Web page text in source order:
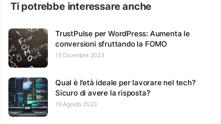
Ti potrebbe interessare anche
TrustPulse per WordPress: Aumenta le
conversioni sfruttando la FOMO
15 Dicembre 2023
Qual è l’età ideale per lavorare nel tech?
Sicuro di avere la risposta?
19 Agosto 2023